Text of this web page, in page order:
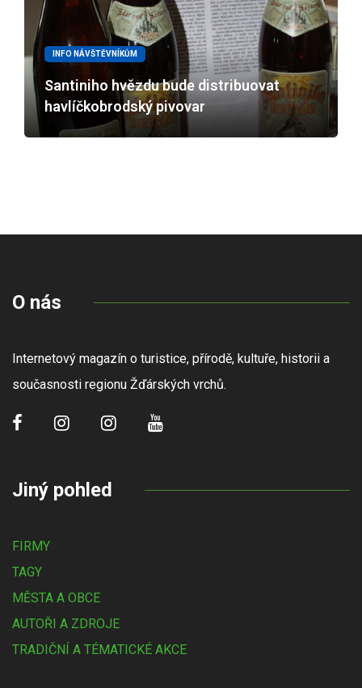
INFO NÁVŠTĚVNÍKŮM
Santiniho hvězdu bude distribuovat
havlíčkobrodský pivovar
O nás
Internetový magazín o turistice, přírodě, kultuře, historii a
současnosti regionu Žďárských vrchů.
Jiný pohled
FIRMY
TAGY
MĚSTA A OBCE
AUTOŘI A ZDROJE
TRADIČNÍ A TÉMATICKÉ AKCE